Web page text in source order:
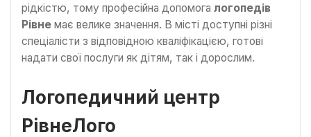
рідкістю, тому професійна допомога логопедів
Рівне має велике значення. В місті доступні різні
спеціалісти з відповідною кваліфікацією, готові
надати свої послуги як дітям, так і дорослим.
Логопедичний центр
РівнеЛого